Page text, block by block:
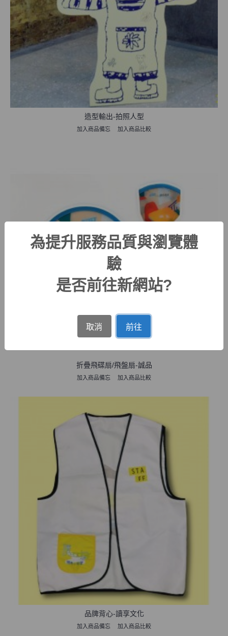
造型輸出-拍照人型
加入商品備忘 加入商品比較
折疊飛碟扇/飛盤扇-誠品
加入商品備忘 加入商品比較
品牌背心-讀享文化
加入商品備忘 加入商品比較
為提升服務品質與瀏覽體
驗
是否前往新網站?
取消 前往